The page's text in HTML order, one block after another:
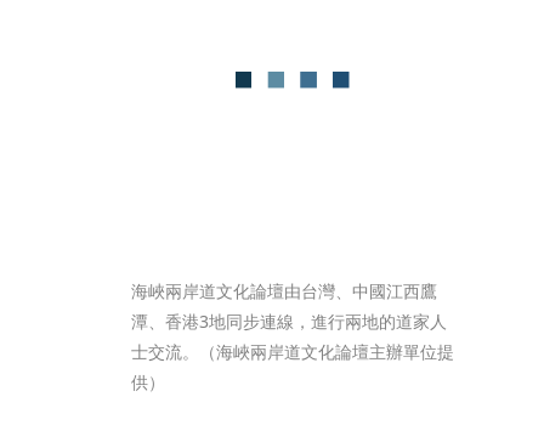
海峽兩岸道文化論壇由台灣、中國江西鷹
潭、香港3地同步連線，進行兩地的道家人
士交流。（海峽兩岸道文化論壇主辦單位提
供）